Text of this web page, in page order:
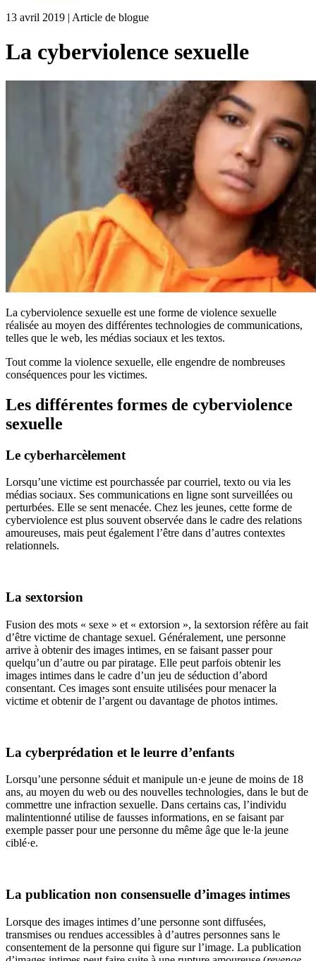
13 avril 2019 | Article de blogue
La cyberviolence sexuelle
La cyberviolence sexuelle est une forme de violence sexuelle
réalisée au moyen des différentes technologies de communications,
telles que le web, les médias sociaux et les textos.
Tout comme la violence sexuelle, elle engendre de nombreuses
conséquences pour les victimes.
Les différentes formes de cyberviolence
sexuelle
Le cyberharcèlement
Lorsqu’une victime est pourchassée par courriel, texto ou via les
médias sociaux. Ses communications en ligne sont surveillées ou
perturbées. Elle se sent menacée. Chez les jeunes, cette forme de
cyberviolence est plus souvent observée dans le cadre des relations
amoureuses, mais peut également l’être dans d’autres contextes
relationnels.
La sextorsion
Fusion des mots « sexe » et « extorsion », la sextorsion réfère au fait
d’être victime de chantage sexuel. Généralement, une personne
arrive à obtenir des images intimes, en se faisant passer pour
quelqu’un d’autre ou par piratage. Elle peut parfois obtenir les
images intimes dans le cadre d’un jeu de séduction d’abord
consentant. Ces images sont ensuite utilisées pour menacer la
victime et obtenir de l’argent ou davantage de photos intimes.
La cyberprédation et le leurre d’enfants
Lorsqu’une personne séduit et manipule un·e jeune de moins de 18
ans, au moyen du web ou des nouvelles technologies, dans le but de
commettre une infraction sexuelle. Dans certains cas, l’individu
malintentionné utilise de fausses informations, en se faisant par
exemple passer pour une personne du même âge que le·la jeune
ciblé·e.
La publication non consensuelle d’images intimes
Lorsque des images intimes d’une personne sont diffusées,
transmises ou rendues accessibles à d’autres personnes sans le
consentement de la personne qui figure sur l’image. La publication